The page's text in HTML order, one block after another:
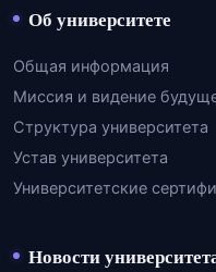
Об университете
Общая информация
Миссия и видение
Структура университета
Устав университета
Университетские
Новости